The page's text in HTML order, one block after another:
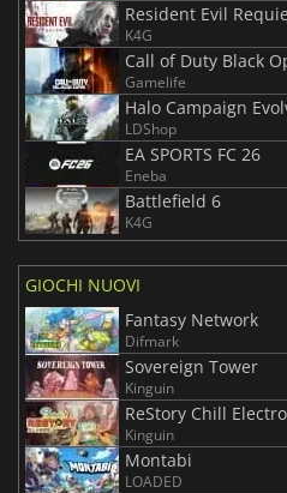
Resident Evil
K4G
Call of Duty Black
Gamelife
Halo Campaign
LDShop
EA SPORTS FC 26
Eneba
Battlefield 6
K4G
GIOCHI NUOVI
Fantasy Network
Difmark
Sovereign Tower
Kinguin
ReStory Chill
Kinguin
Montabi
LOADED